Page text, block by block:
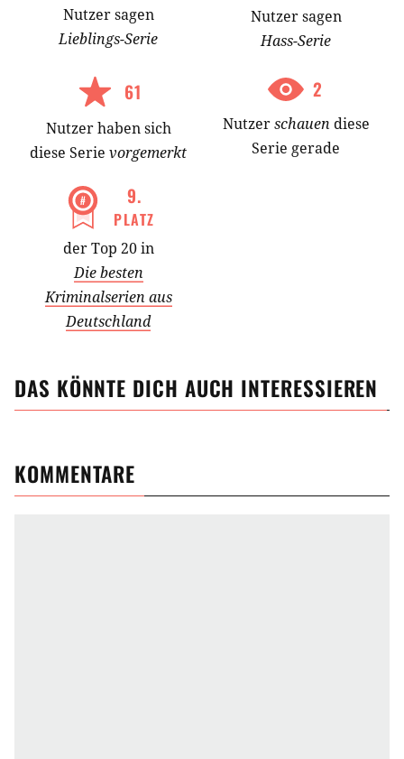
Nutzersagen
Lieblings-Serie
Nutzersagen
Hass-Serie
61
Nutzerhabensich
diese Serie vorgemerkt
2
Nutzerschauen diese
Serie gerade
9.
PLATZ
der Top 20 in
Die besten
Kriminalserien aus
Deutschland
DAS KÖNNTE DICH AUCH INTERESSIEREN
KOMMENTARE